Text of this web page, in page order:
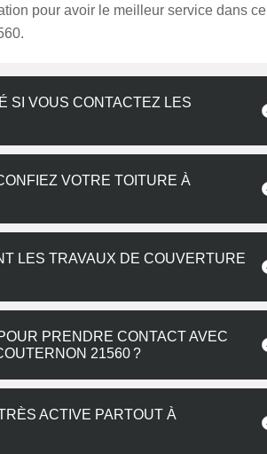
pour avoir le meilleur service dans ce
SI VOUS CONTACTEZ LES
VOTRE TOITURE À
LES TRAVAUX DE COUVERTURE
PRENDRE CONTACT AVEC
21560 ?
ACTIVE PARTOUT À